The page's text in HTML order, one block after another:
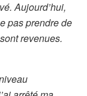
Aujourd’hui,
pas prendre de
revenues.